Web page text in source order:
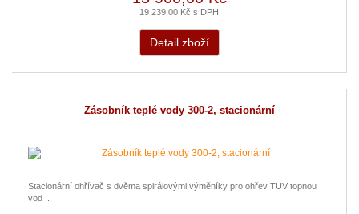
19 239,00 Kč s DPH
Detail zboží
Zásobník teplé vody 300-2, stacionární
Stacionární ohřívač s dvěma spirálovými výměníky pro ohřev TUV topnou
vod ..